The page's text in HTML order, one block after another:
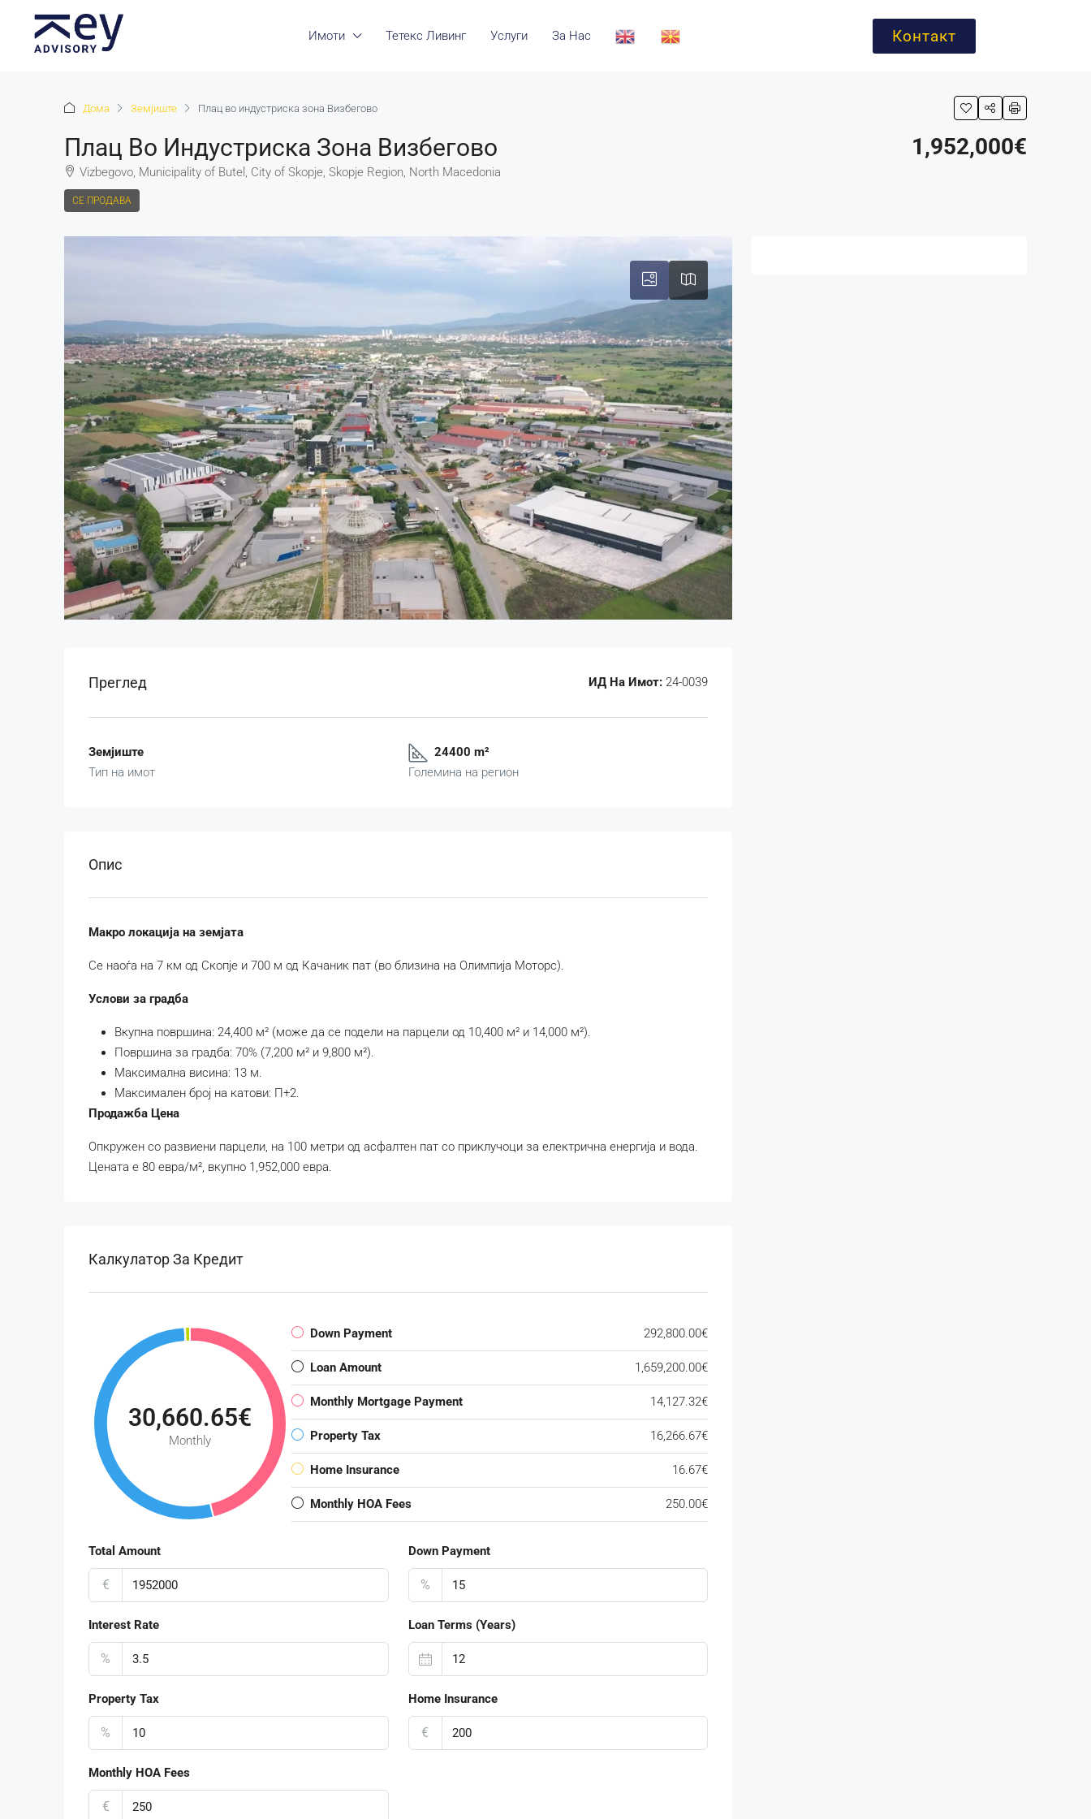
Имоти Тетекс Ливинг Услуги За Нас Контакт
Дома Земјиште Плац во индустриска зона Визбегово
Плац Во Индустриска Зона Визбегово
Vizbegovo, Municipality of Butel, City of Skopje, Skopje Region, North Macedonia
СЕ ПРОДАВА
1,952,000€
Преглед ИД На Имот: 24-0039
Земјиште
Тип на имот
24400 m²
Големина на регион
Опис
Макро локација на земјата
Се наоѓа на 7 км од Скопје и 700 м од Качаник пат (во близина на Олимпија Моторс).
Услови за градба
Вкупна површина: 24,400 м² (може да се подели на парцели од 10,400 м² и 14,000 м²).
Површина за градба: 70% (7,200 м² и 9,800 м²).
Максимална висина: 13 м.
Максимален број на катови: П+2.
Продажба Цена
Опкружен со развиени парцели, на 100 метри од асфалтен пат со приклучоци за електрична енергија и вода.
Цената е 80 евра/м², вкупно 1,952,000 евра.
Калкулатор За Кредит
30,660.65€
Monthly
Down Payment 292,800.00€
Loan Amount 1,659,200.00€
Monthly Mortgage Payment 14,127.32€
Property Tax 16,266.67€
Home Insurance 16.67€
Monthly HOA Fees 250.00€
Total Amount
€
Down Payment
%
Interest Rate
%
Loan Terms (Years)
Property Tax
%
Home Insurance
€
Monthly HOA Fees
€